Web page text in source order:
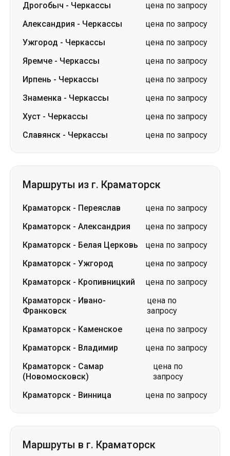
Дрогобыч - Черкассы
цена по запросу
Александрия - Черкассы
цена по запросу
Ужгород - Черкассы
цена по запросу
Яремче - Черкассы
цена по запросу
Ирпень - Черкассы
цена по запросу
Знаменка - Черкассы
цена по запросу
Хуст - Черкассы
цена по запросу
Славянск - Черкассы цена по запросу
Маршруты из г. Краматорск
Краматорск - Переяслав
цена по запросу
Краматорск - Александрия
цена по запросу
Краматорск - Белая Церковь
цена по запросу
Краматорск - Ужгород
цена по запросу
Краматорск - Кропивницкий
цена по запросу
Краматорск - Ивано-
Франковск
цена по
запросу
Краматорск - Каменское
цена по запросу
Краматорск - Владимир
цена по запросу
Краматорск - Самар
(Новомосковск)
цена по
запросу
Краматорск - Винница цена по запросу
Маршруты в г. Краматорск